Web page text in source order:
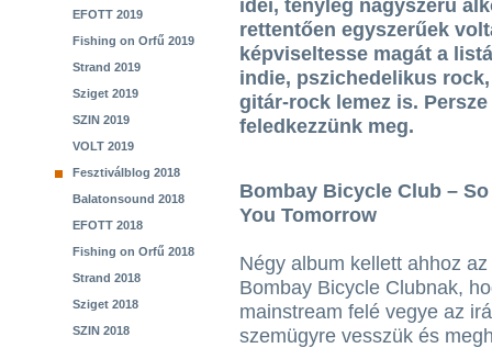
EFOTT 2019
Fishing on Orfű 2019
Strand 2019
Sziget 2019
SZIN 2019
VOLT 2019
Fesztiválblog 2018
Balatonsound 2018
EFOTT 2018
Fishing on Orfű 2018
Strand 2018
Sziget 2018
SZIN 2018
idei, tényleg nagyszerű
rettentően egyszerűek
képviseltesse magát a
indie, pszichedelikus
gitár-rock lemez is.
feledkezzünk meg.
Bombay Bicycle Club –
You Tomorrow
Négy album kellett ahhoz
Bombay Bicycle Clubnak,
mainstream felé vegye az
szemügyre vesszük és